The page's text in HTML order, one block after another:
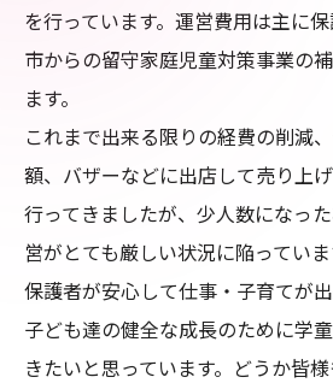
を行っています。運営費用は主に
市からの留守家庭児童対策事業の
ます。
これまで出来る限りの経費の削減
額、バザーなどに出店して売り上
行ってきましたが、少人数になっ
営がとても厳しい状況に陥っていま
保護者が安心して仕事・子育てが出
子ども達の健全な成長のために学
きたいと思っています。どうか皆